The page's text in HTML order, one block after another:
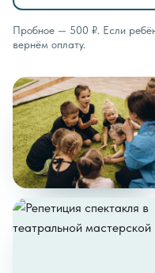
Пробное — 500 ₽. Если
вернём оплату.